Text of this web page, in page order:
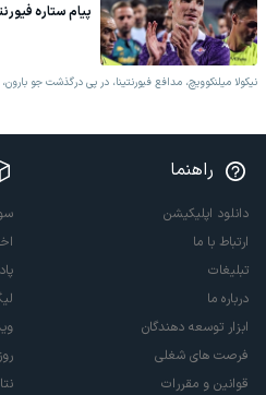
پیام ستاره
نیکولا میلنکوویچ، مدافع فیورنتینا، در پی درگذشت جو
راهنما
دانلود اپلیکیشن
ارتباط با ما
تبلیغات
درباره ما
ابزار توسعه دهندگان
فرصت های شغلی
قوانین و مقررات